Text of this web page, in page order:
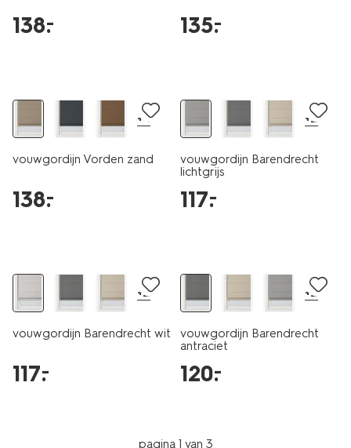
138.
– 135.
–
+4
vouwgordijn Vorden zand
138.
–
+2
vouwgordijn Barendrecht
lichtgrijs
117.
–
+2
vouwgordijn Barendrecht wit
117.
–
+2
vouwgordijn Barendrecht
antraciet
120.
–
pagina 1 van 3